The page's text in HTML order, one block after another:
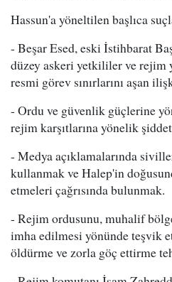
Hassun'a yöneltilen başlıca
- Beşar Esed, eski İstihbarat
düzey askeri yetkililer ve rejim
resmi görev sınırlarını aşan
- Ordu ve güvenlik güçlerine
rejim karşıtlarına yönelik
- Medya açıklamalarında
kullanmak ve Halep'in
etmeleri çağrısında bulunmak.
- Rejim ordusunu, muhalif
imha edilmesi yönünde teşvik
öldürme ve zorla göç ettirme